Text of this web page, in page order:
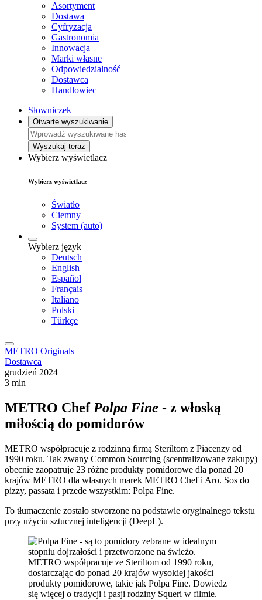
Asortyment
Dostawa
Cyfryzacja
Gastronomia
Innowacja
Marki własne
Odpowiedzialność
Dostawca
Handlowiec
Słowniczek
Otwarte wyszukiwanie
Wyszukaj teraz
Wybierz wyświetlacz
Wybierz wyświetlacz
Światło
Ciemny
System (auto)
Wybierz język
Deutsch
English
Español
Français
Italiano
Polski
Türkçe
METRO Originals
Dostawca
grudzień 2024
3 min
METRO ChefPolpa Fine - z włoską
miłością do pomidorów
METRO współpracuje z rodzinną firmą Steriltom z Piacenzy od
1990 roku. Tak zwany Common Sourcing (scentralizowane zakupy)
obecnie zaopatruje 23 różne produkty pomidorowe dla ponad 20
krajów METRO dla własnych marek METRO Chef i Aro. Sos do
pizzy, passata i przede wszystkim: Polpa Fine.
To tłumaczenie zostało stworzone na podstawie oryginalnego tekstu
przy użyciu sztucznej inteligencji (DeepL).
METRO współpracuje ze Steriltom od 1990 roku,
dostarczając do ponad 20 krajów wysokiej jakości
produkty pomidorowe, takie jak Polpa Fine. Dowiedz
się więcej o tradycji i pasji rodziny Squeri w filmie.